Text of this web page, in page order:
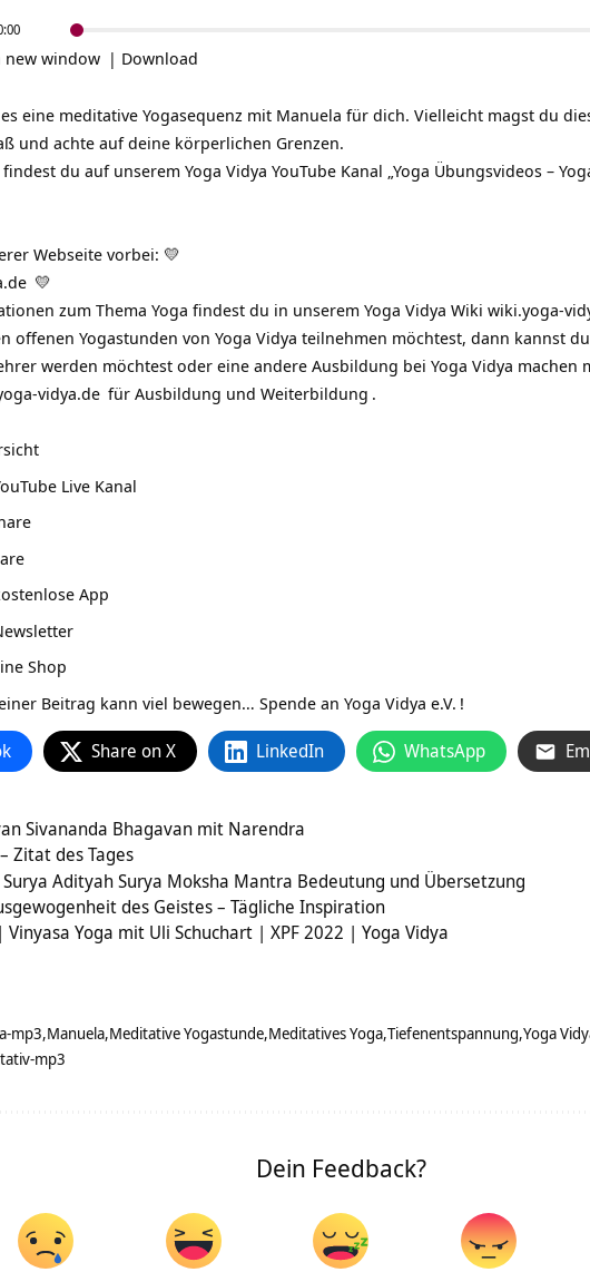
new window | Download
eine meditative Yogasequenz mit Manuela für dich. Vielleicht magst du
und achte auf deine körperlichen Grenzen.
du auf unserem Yoga Vidya YouTube Kanal „Yoga Übungsvideos –
Webseite vorbei: 💛
💛
zum Thema Yoga findest du in unserem Yoga Vidya Wiki wiki.yoga-
offenen Yogastunden von Yoga Vidya teilnehmen möchtest, dann kannst
werden möchtest oder eine andere Ausbildung bei Yoga Vidya machen
vidya.de für Ausbildung und Weiterbildung .
Live Kanal
App
Shop
Beitrag kann viel bewegen… Spende an Yoga Vidya e.V. !
Share on X LinkedIn WhatsApp
Sivananda Bhagavan mit Narendra
Zitat des Tages
Adityah Surya Moksha Mantra Bedeutung und Übersetzung
des Geistes – Tägliche Inspiration
Yoga mit Uli Schuchart | XPF 2022 | Yoga Vidya
mp3 Manuela Meditative Yogastunde Meditatives Yoga Tiefenentspannung Yoga
mp3
Dein Feedback?